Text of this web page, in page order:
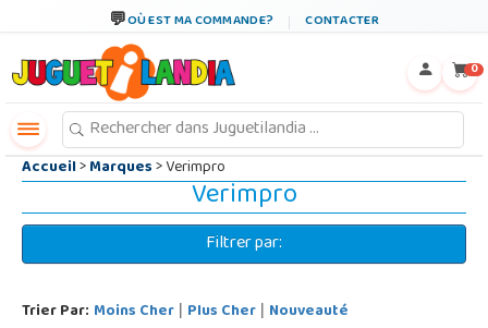
OÙ EST MA COMMANDE? CONTACTER
0
Accueil>Marques> Verimpro
Verimpro
Filtrer par:
Trier Par: Moins Cher | Plus Cher | Nouveauté